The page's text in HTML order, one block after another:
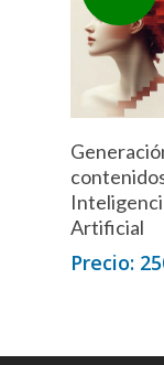
Artificial